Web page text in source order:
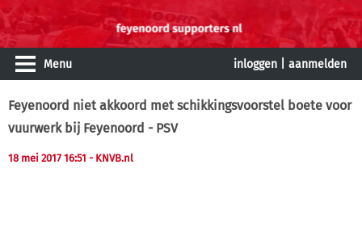
Menu inloggen aanmelden
Feyenoord niet akkoord met schikkingsvoorstel boete voor
vuurwerk bij Feyenoord - PSV
18 mei 2017 16:51 - KNVB.nl